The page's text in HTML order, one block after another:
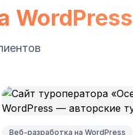
WordPress
Веб-разработка на WordPress